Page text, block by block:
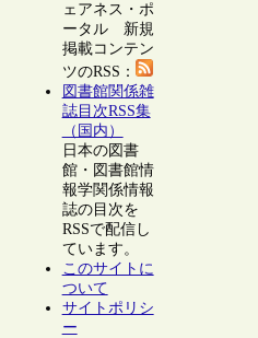
ェアネス・ポ
ータル 新規
掲載コンテン
ツのRSS：
図書館関係雑
誌目次RSS集
（国内）
日本の図書
館・図書館情
報学関係情報
誌の目次を
RSSで配信し
ています。
このサイトに
ついて
サイトポリシ
ー